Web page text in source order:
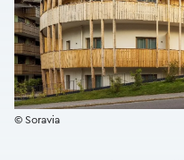
© Soravia